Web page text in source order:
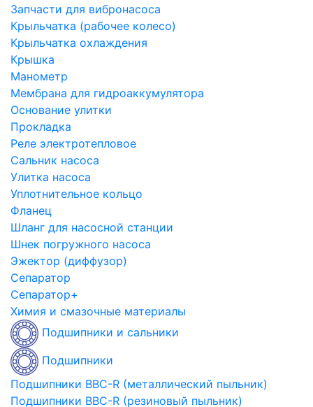
Запчасти для вибронасоса
Крыльчатка (рабочее колесо)
Крыльчатка охлаждения
Крышка
Манометр
Мембрана для гидроаккумулятора
Основание улитки
Прокладка
Реле электротепловое
Сальник насоса
Улитка насоса
Уплотнительное кольцо
Фланец
Шланг для насосной станции
Шнек погружного насоса
Эжектор (диффузор)
Сепаратор
Сепаратор+
Химия и смазочные материалы
Подшипники и сальники
Подшипники
Подшипники BBC-R (металлический пыльник)
Подшипники BBC-R (резиновый пыльник)